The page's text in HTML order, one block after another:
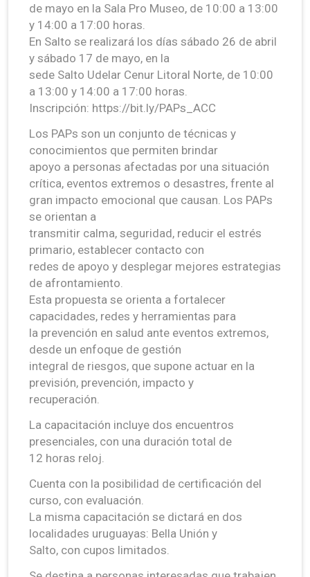
de mayo en la Sala Pro Museo, de 10:00 a 13:00
y 14:00 a 17:00 horas.
En Salto se realizará los días sábado 26 de abril
y sábado 17 de mayo, en la
sede Salto Udelar Cenur Litoral Norte, de 10:00
a 13:00 y 14:00 a 17:00 horas.
Inscripción: https://bit.ly/PAPs_ACC
Los PAPs son un conjunto de técnicas y
conocimientos que permiten brindar
apoyo a personas afectadas por una situación
crítica, eventos extremos o desastres, frente al
gran impacto emocional que causan. Los PAPs
se orientan a
transmitir calma, seguridad, reducir el estrés
primario, establecer contacto con
redes de apoyo y desplegar mejores estrategias
de afrontamiento.
Esta propuesta se orienta a fortalecer
capacidades, redes y herramientas para
la prevención en salud ante eventos extremos,
desde un enfoque de gestión
integral de riesgos, que supone actuar en la
previsión, prevención, impacto y
recuperación.
La capacitación incluye dos encuentros
presenciales, con una duración total de
12 horas reloj.
Cuenta con la posibilidad de certificación del
curso, con evaluación.
La misma capacitación se dictará en dos
localidades uruguayas: Bella Unión y
Salto, con cupos limitados.